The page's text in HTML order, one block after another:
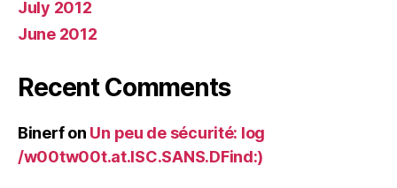
July 2012
June 2012
Recent Comments
Binerfon Un peu de sécurité: log
/w00tw00t.at.ISC.SANS.DFind:)